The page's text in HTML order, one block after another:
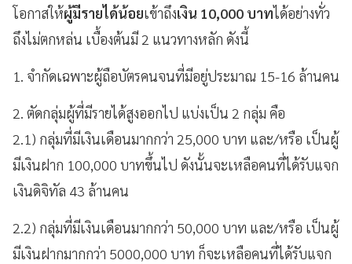
โอกาสให้ผู้มีรายได้น้อยเข้าถึงเงิน 10,000 บาทได้อย่างทั่ว
ถึงไม่ตกหล่น เบื้องต้นมี 2 แนวทางหลัก ดังนี้
1. จำกัดเฉพาะผู้ถือบัตรคนจนที่มีอยู่ประมาณ 15-16 ล้านคน
2. ตัดกลุ่มผู้ที่มีรายได้สูงออกไป แบ่งเป็น 2 กลุ่ม คือ
2.1) กลุ่มที่มีเงินเดือนมากกว่า 25,000 บาท และ/หรือ เป็นผู้
มีเงินฝาก 100,000 บาทขึ้นไป ดังนั้นจะเหลือคนที่ได้รับแจก
เงินดิจิทัล 43 ล้านคน
2.2) กลุ่มที่มีเงินเดือนมากกว่า 50,000 บาท และ/หรือ เป็นผู้
มีเงินฝากมากกว่า 5000,000 บาท ก็จะเหลือคนที่ได้รับแจก